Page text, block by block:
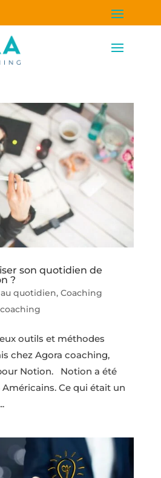
son quotidien de
?
quotidien, Coaching
outils et méthodes
chez Agora coaching,
Notion. Notion a été
Américains. Ce qui était un